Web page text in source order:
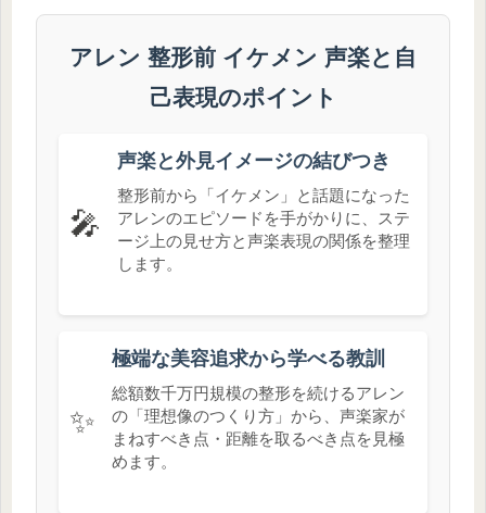
アレン 整形前 イケメン 声楽と自
己表現のポイント
🎤
声楽と外見イメージの結びつき
整形前から「イケメン」と話題になった
アレンのエピソードを手がかりに、ステ
ージ上の見せ方と声楽表現の関係を整理
します。
✨
極端な美容追求から学べる教訓
総額数千万円規模の整形を続けるアレン
の「理想像のつくり方」から、声楽家が
まねすべき点・距離を取るべき点を見極
めます。